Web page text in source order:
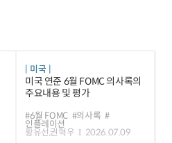
미국
미국 연준 6월 FOMC 의사록의
주요내용 및 평가
#6월 FOMC #의사록 #
인플레이션
황유선,권혁우 2026.07.09